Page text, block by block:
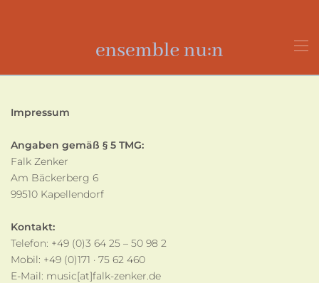
Zum Hauptinhalt springen
Impressum
Angaben gemäß § 5 TMG:
Falk Zenker
Am Bäckerberg 6
99510 Kapellendorf
Kontakt:
Telefon: +49 (0)3 64 25 – 50 98 2
Mobil: +49 (0)171 · 75 62 460
E-Mail: music[at]falk-zenker.de